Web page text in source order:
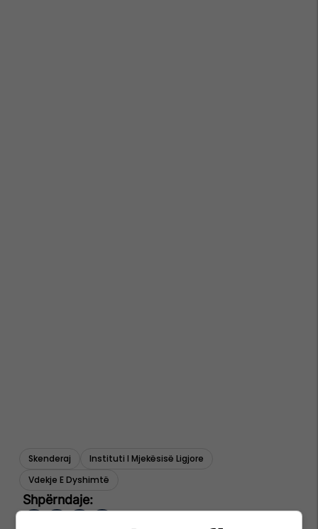
Skenderaj
Instituti I Mjekësisë Ligjore
Vdekje E Dyshimtë